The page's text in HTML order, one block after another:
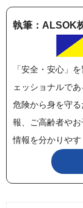
執筆：ALSOK
「安全・安心」
ェッショナルで
危険から身を守
報、ご高齢者や
情報を分かりやす